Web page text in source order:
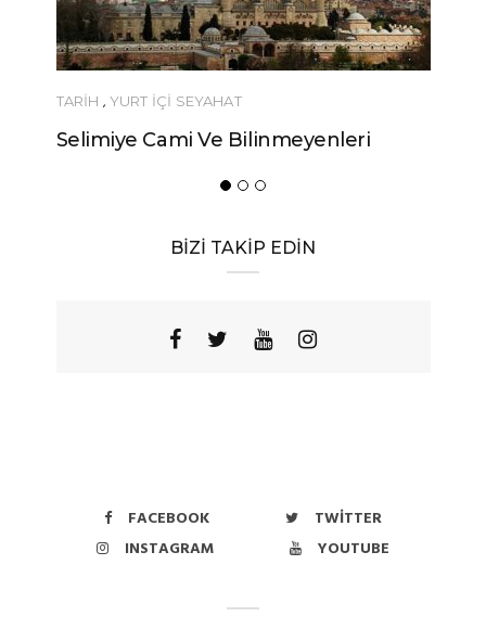
TARİH , YURT İÇİ SEYAHAT
Selimiye Cami Ve Bilinmeyenleri
BİZİ TAKİP EDİN
FACEBOOK
TWITTER
INSTAGRAM
YOUTUBE